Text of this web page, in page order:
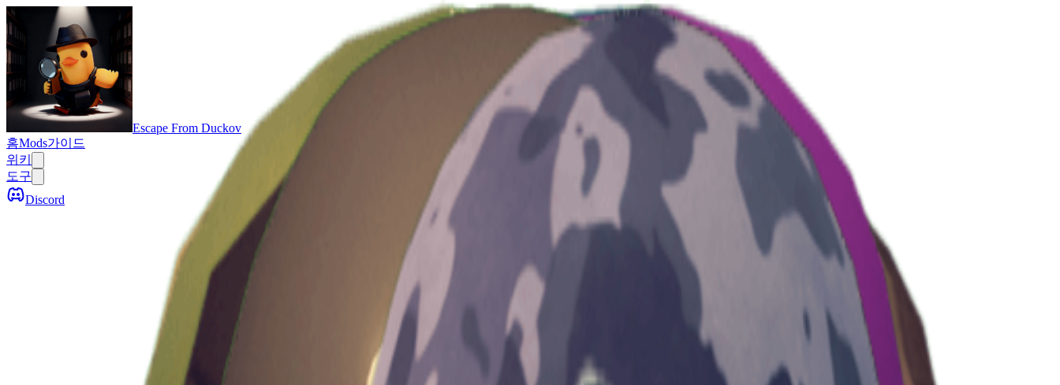
Escape From Duckov
홈Mods가이드
위키
도구
Discord